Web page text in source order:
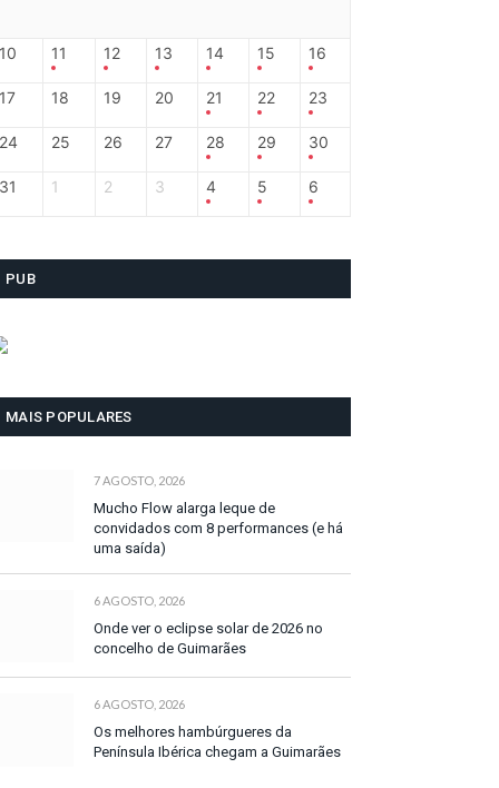
10 11 12 13 14 15 16
17 18 19 20 21 22 23
24 25 26 27 28 29 30
31 1 2 3 4 5 6
PUB
MAIS POPULARES
7 AGOSTO, 2026
Mucho Flow alarga leque de
convidados com 8 performances (e há
uma saída)
6 AGOSTO, 2026
Onde ver o eclipse solar de 2026 no
concelho de Guimarães
6 AGOSTO, 2026
Os melhores hambúrgueres da
Península Ibérica chegam a Guimarães